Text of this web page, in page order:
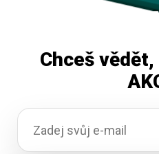
Dobrá Voda
90,96
Čtěte
Chceš